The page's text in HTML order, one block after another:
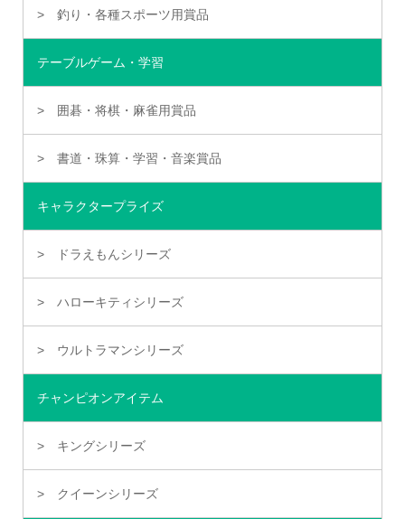
釣り・各種スポーツ用賞品
テーブルゲーム・学習
囲碁・将棋・麻雀用賞品
書道・珠算・学習・音楽賞品
キャラクタープライズ
ドラえもんシリーズ
ハローキティシリーズ
ウルトラマンシリーズ
チャンピオンアイテム
キングシリーズ
クイーンシリーズ